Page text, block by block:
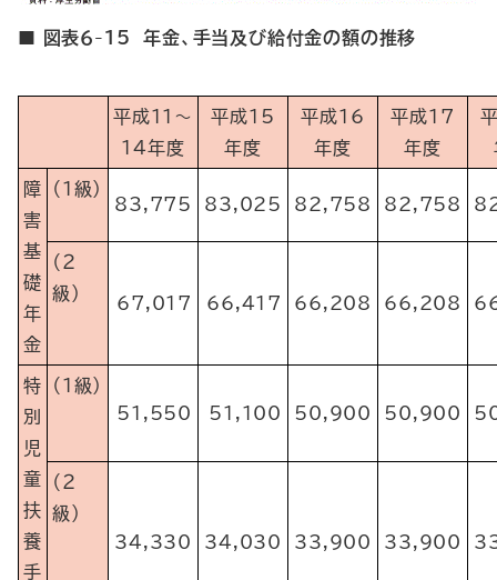
■ 図表６-15 年金、手当及び給付金の額の推移
平成11～
14年度
平成15
年度
平成16
年度
平成17
年度
障
害
基
礎
年
金
（１級）
83,775
83,025 82,758 82,758
（２
級）
67,017 66,417 66,208 66,208
特
別
児
童
扶
養
手
（１級）
51,550
51,100 50,900 50,900
（２
級）
34,330
34,030 33,900 33,900